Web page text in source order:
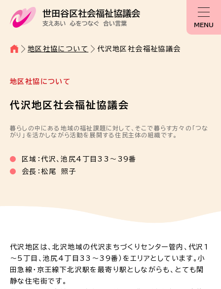
MENU
地区社協について 代沢地区社会福祉協議会
地区社協について
代沢地区社会福祉協議会
暮らしの中にある地域の福祉課題に対して、そこで暮らす方々の「つな
がり」を活かしながら活動を展開する住民主体の組織です。
区域：代沢、池尻4丁目33～39番
会長：松尾 照子
代沢地区は、北沢地域の代沢まちづくりセンター管内、代沢1
～5丁目、池尻4丁目33～39番）をエリアとしています。小
田急線・京王線下北沢駅を最寄り駅としながらも、とても閑
静な住宅街です。